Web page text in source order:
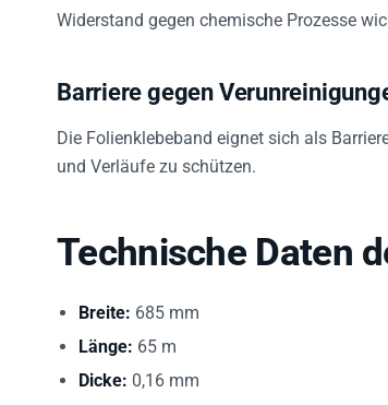
Widerstand gegen chemische Prozesse
Barriere gegen
Die Folienklebeband eignet sich als
und Verläufe zu schützen.
Technische Daten
Breite: 685 mm
Länge: 65 m
Dicke: 0,16 mm